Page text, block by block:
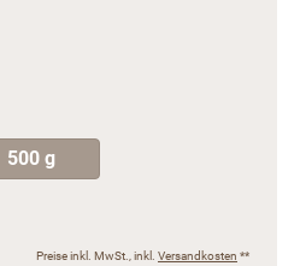
500 g
Preise inkl. MwSt., inkl. Versandkosten **